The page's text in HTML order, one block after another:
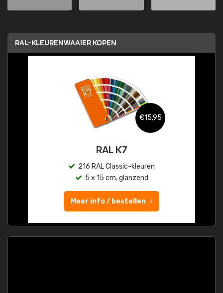
RAL-KLEURENWAAIER KOPEN
€15,95
RAL K7
216 RAL Classic-kleuren
5 x 15 cm, glanzend
Meer info / bestellen